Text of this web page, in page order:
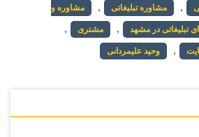
, مشاوره تبلیغاتی , مشاوره و
تبلیغاتی در مشهد , مشتری ,
, وحید علیمردانی